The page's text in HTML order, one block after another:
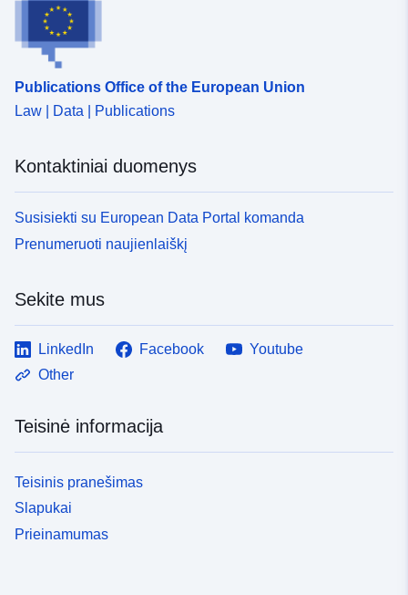
Publications Office of the European Union
Law | Data | Publications
Kontaktiniai duomenys
Susisiekti su European Data Portal komanda
Prenumeruoti naujienlaiškį
Sekite mus
LinkedIn Facebook
Youtube
Other
Teisinė informacija
Teisinis pranešimas
Slapukai
Prieinamumas